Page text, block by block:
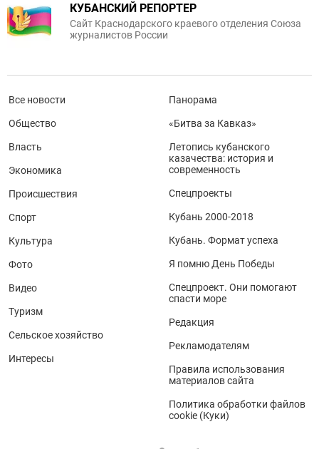
КУБАНСКИЙ РЕПОРТЕР
Сайт Краснодарского краевого отделения Союза
журналистов России
Все новости
Общество
Власть
Экономика
Происшествия
Спорт
Культура
Фото
Видео
Туризм
Сельское хозяйство
Интересы
Панорама
«Битва за Кавказ»
Летопись кубанского
казачества: история и
современность
Спецпроекты
Кубань 2000-2018
Кубань. Формат успеха
Я помню День Победы
Спецпроект. Они помогают
спасти море
Редакция
Рекламодателям
Правила использования
материалов сайта
Политика обработки файлов
cookie (Куки)